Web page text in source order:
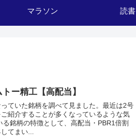
マラソン 読書
ー精工【高配当】
ていた銘柄を調べて見ました。最近は2号
紹介することが多くなっているような気
銘柄の特徴として、高配当・PBR1倍割
てまい...